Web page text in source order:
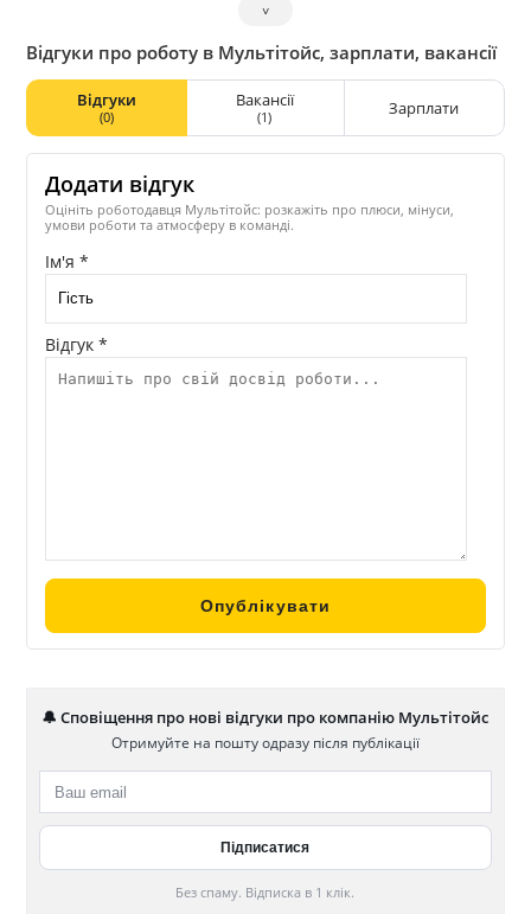
Понад 50% співробітників компанії щонайменше один
раз отримували підвищення по службі.
Унікально низький рівень плинності кадрів сприяє
повній взаємодії та здоровій атмосфері серед персоналу.
Високий рівень відповідальності керівництва компанії
перед співробітниками забезпечує бездоганну репутацію
компанії ринку праці.
˅
Відгуки про роботу в Мультітойс, зарплати, вакансії
Відгуки
(0)
Вакансії
(1) Зарплати
Додати відгук
Оцініть роботодавця Мультітойс: розкажіть про плюси, мінуси,
умови роботи та атмосферу в команді.
Ім'я *
Відгук *
🔔 Сповіщення про нові відгуки про компанію Мультітойс
Отримуйте на пошту одразу після публікації
Без спаму. Відписка в 1 клік.